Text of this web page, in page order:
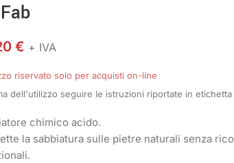
€ + IVA
riservato solo per acquisti on-line
dell'utilizzo seguire le istruzioni riportate in
chimico acido.
la sabbiatura sulle pietre naturali senza